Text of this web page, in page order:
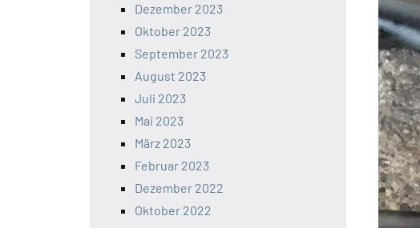
Dezember 2023
Oktober 2023
September 2023
August 2023
Juli 2023
Mai 2023
März 2023
Februar 2023
Dezember 2022
Oktober 2022